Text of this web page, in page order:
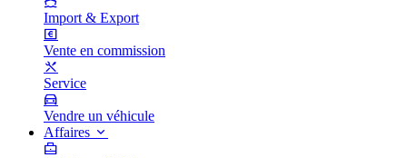
Import & Export
Vente en commission
Service
Vendre un véhicule
Affaires